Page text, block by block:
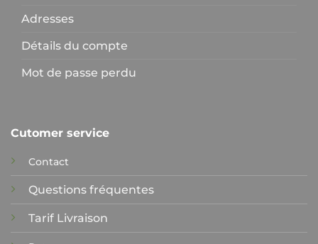
Adresses
Détails du compte
Mot de passe perdu
Cutomer service
Contact
Questions fréquentes
Tarif Livraison